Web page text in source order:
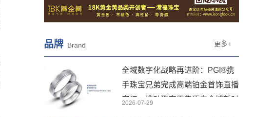
品牌 Brand 更多+
全域数字化战略再进阶：PGI®携
手珠宝兄弟完成高端铂金首饰直播
实证，推动珠宝零售迈向全域新时
2026-07-29